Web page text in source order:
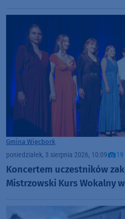
Gmina Więcbork
poniedziałek, 3 sierpnia 2026, 10:09 19
Koncertem uczestników
Mistrzowski Kurs Wokalny